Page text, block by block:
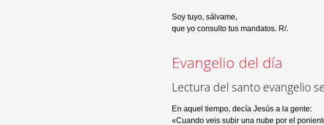
Soy tuyo, sálvame,
que yo consulto tus mandatos. R/.
Evangelio del día
Lectura del santo evangelio
En aquel tiempo, decía Jesús a la gente:
«Cuando veis subir una nube por el